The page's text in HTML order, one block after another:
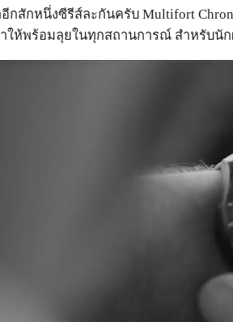
กสักหนึ่งซีรีส์ละกันครับ Multifort
ห้พร้อมลุยในทุกสถานการณ์ สำหรับนั